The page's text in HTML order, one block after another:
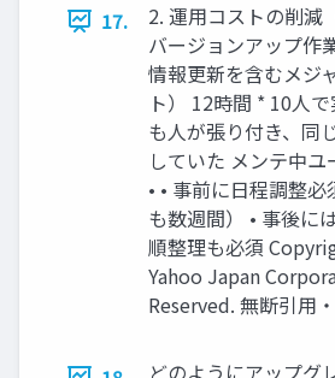
17.
2. 運用コストの削減
バージョンアップ
情報更新を含むメジ
ト） 12時間 * 10人で
も人が張り付き、同
していた メンテ中
• • 事前に日程調整
も数週間） • 事後に
順整理も必須
Yahoo Japan
Reserved. 無断引用